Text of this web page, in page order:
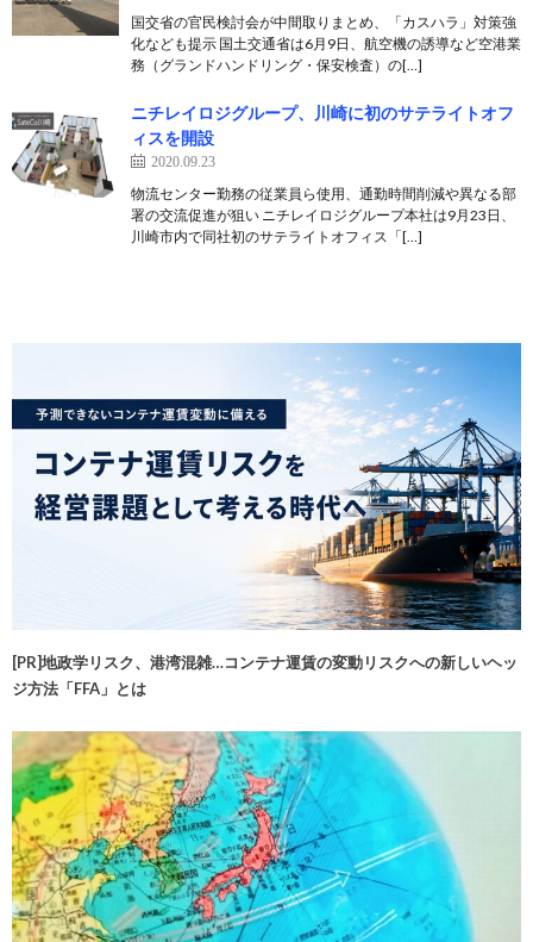
国交省の官民検討会が中間取りまとめ、「カスハラ」対策強
化なども提示 国土交通省は6月9日、航空機の誘導など空港業
務（グランドハンドリング・保安検査）の[…]
ニチレイロジグループ、川崎に初のサテライトオフ
ィスを開設
2020.09.23
物流センター勤務の従業員ら使用、通勤時間削減や異なる部
署の交流促進が狙い ニチレイロジグループ本社は9月23日、
川崎市内で同社初のサテライトオフィス「[…]
[PR]地政学リスク、港湾混雑…コンテナ運賃の変動リスクへの新しいヘッ
ジ方法「FFA」とは